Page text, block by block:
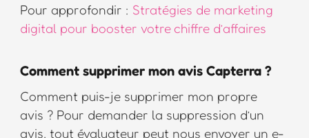
Pour approfondir : Stratégies de marketing
digital pour booster votre chiffre d’affaires
Comment supprimer mon avis Capterra ?
Comment puis-je supprimer mon propre
avis ? Pour demander la suppression d’un
avis, tout évaluateur peut nous envoyer un e-